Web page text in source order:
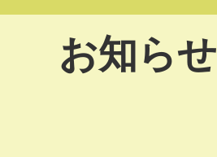
お知らせ